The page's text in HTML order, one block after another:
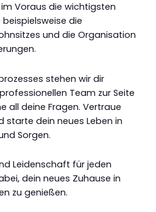
Voraus die wichtigsten
beispielsweise die
und die Organisation
stehen wir dir
Team zur Seite
all deine Fragen. Vertraue
starte dein neues Leben in
Sorgen.
Leidenschaft für jeden
dein neues Zuhause in
zu genießen.